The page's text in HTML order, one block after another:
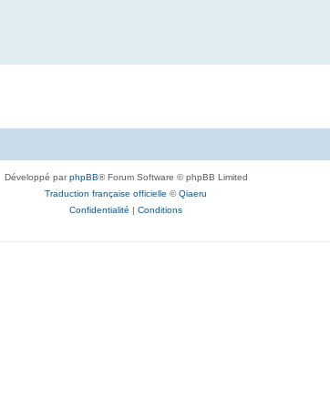
Développé parphpBB® Forum Software © phpBB Limited
Traduction française officielle ©Qiaeru
Confidentialité | Conditions